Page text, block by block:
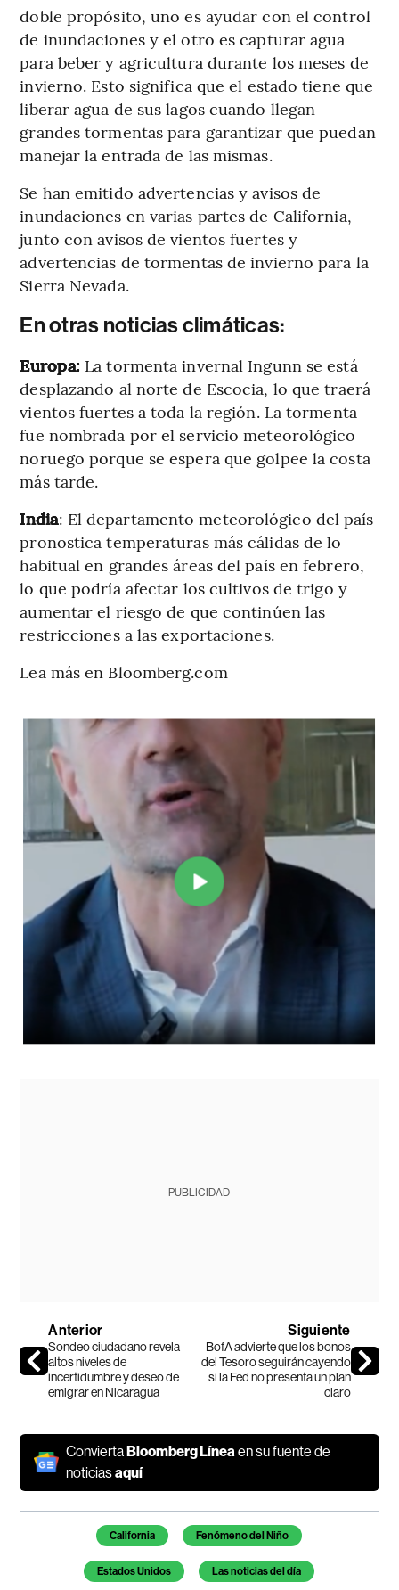
doble propósito, uno es ayudar con el control
de inundaciones y el otro es capturar agua
para beber y agricultura durante los meses de
invierno. Esto significa que el estado tiene que
liberar agua de sus lagos cuando llegan
grandes tormentas para garantizar que puedan
manejar la entrada de las mismas.
Se han emitido advertencias y avisos de
inundaciones en varias partes de California,
junto con avisos de vientos fuertes y
advertencias de tormentas de invierno para la
Sierra Nevada.
En otras noticias climáticas:
Europa: La tormenta invernal Ingunn se está
desplazando al norte de Escocia, lo que traerá
vientos fuertes a toda la región. La tormenta
fue nombrada por el servicio meteorológico
noruego porque se espera que golpee la costa
más tarde.
India: El departamento meteorológico del país
pronostica temperaturas más cálidas de lo
habitual en grandes áreas del país en febrero,
lo que podría afectar los cultivos de trigo y
aumentar el riesgo de que continúen las
restricciones a las exportaciones.
Lea más en Bloomberg.com
PUBLICIDAD
Anterior
Sondeo ciudadano revela
altos niveles de
incertidumbre y deseo de
emigrar en Nicaragua
Siguiente
BofA advierte que los bonos
del Tesoro seguirán cayendo
si la Fed no presenta un plan
claro
ConviertaBloomberg Línea en su fuente de
noticiasaquí
Temas de este artículo
California Fenómeno del Niño
Estados Unidos Las noticias del día